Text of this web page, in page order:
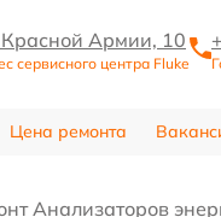
Красной Армии, 10
сервисного центра Fluke
Цена ремонта
Анализаторов